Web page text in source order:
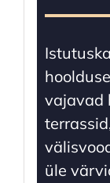
vajavad
üle